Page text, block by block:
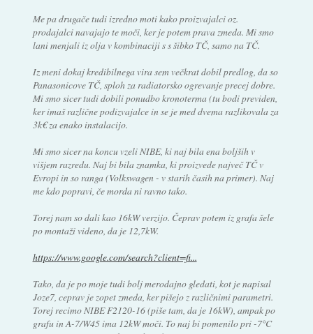
Me pa drugače tudi izredno moti kako proizvajalci oz.
prodajalci navajajo te moči, ker je potem prava zmeda. Mi smo
lani menjali iz olja v kombinaciji s s šibko TČ, samo na TČ.
Iz meni dokaj kredibilnega vira sem večkrat dobil predlog, da so
Panasonicove TČ, sploh za radiatorsko ogrevanje precej dobre.
Mi smo sicer tudi dobili ponudbo kronoterma (tu bodi previden,
ker imaš različne podizvajalce in se je med dvema razlikovala za
3k€ za enako instalacijo.
Mi smo sicer na koncu vzeli NIBE, ki naj bila ena boljših v
višjem razredu. Naj bi bila znamka, ki proizvede največ TČ v
Evropi in so ranga (Volkswagen - v starih časih na primer). Naj
me kdo popravi, če morda ni ravno tako.
Torej nam so dali kao 16kW verzijo. Čeprav potem iz grafa šele
po montaži videno, da je 12,7kW.
https://www.google.com/search?client=fi...
Tako, da je po moje tudi bolj merodajno gledati, kot je napisal
Joze7, ceprav je zopet zmeda, ker pišejo z različnimi parametri.
Torej recimo NIBE F2120-16 (piše tam, da je 16kW), ampak po
grafu in A-7/W45 ima 12kW moči. To naj bi pomenilo pri -7°C